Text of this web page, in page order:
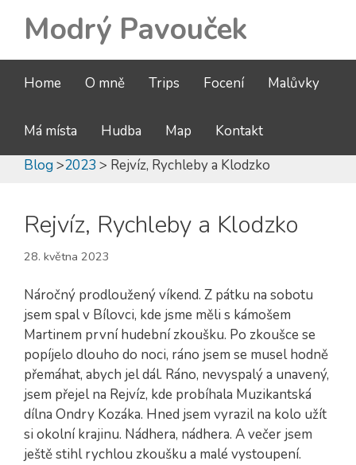
Modrý Pavouček
Home O mně Trips Focení Malůvky
Má místa Hudba Map
Kontakt
Blog >2023 > Rejvíz, Rychleby a Klodzko
Rejvíz, Rychleby a Klodzko
28. května 2023
Náročný prodloužený víkend. Z pátku na sobotu
jsem spal v Bílovci, kde jsme měli s kámošem
Martinem první hudební zkoušku. Po zkoušce se
popíjelo dlouho do noci, ráno jsem se musel hodně
přemáhat, abych jel dál. Ráno, nevyspalý a unavený,
jsem přejel na Rejvíz, kde probíhala Muzikantská
dílna Ondry Kozáka. Hned jsem vyrazil na kolo užít
si okolní krajinu. Nádhera, nádhera. A večer jsem
ještě stihl rychlou zkoušku a malé vystoupení.